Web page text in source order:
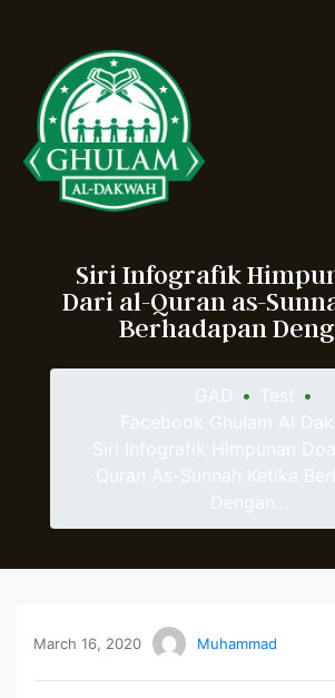
Siri Infografik
Dari al-Quran as-
Berhadapan
•
•
March 16, 2020 Muhammad